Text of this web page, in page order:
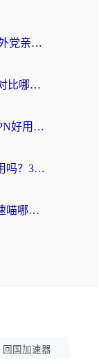
迅游和Unblock Youku好用吗？海外党亲测：3个维度教你选对回国加速器
穿梭VPN好用吗？和爱加速VPN对比哪个回国效果更好？海外党必看的实用指南
海外看国内剧总卡？快帆TV版VPN好用吗？和海牛VPN对比哪个回国效果更好？
海外党必看：斧牛和QuickFox好用吗？3步选对回国加速器，无缝刷国内剧玩游戏
海外党选回国加速器：云极和加速喵哪个好？附3款热门工具实测对比
回国加速器